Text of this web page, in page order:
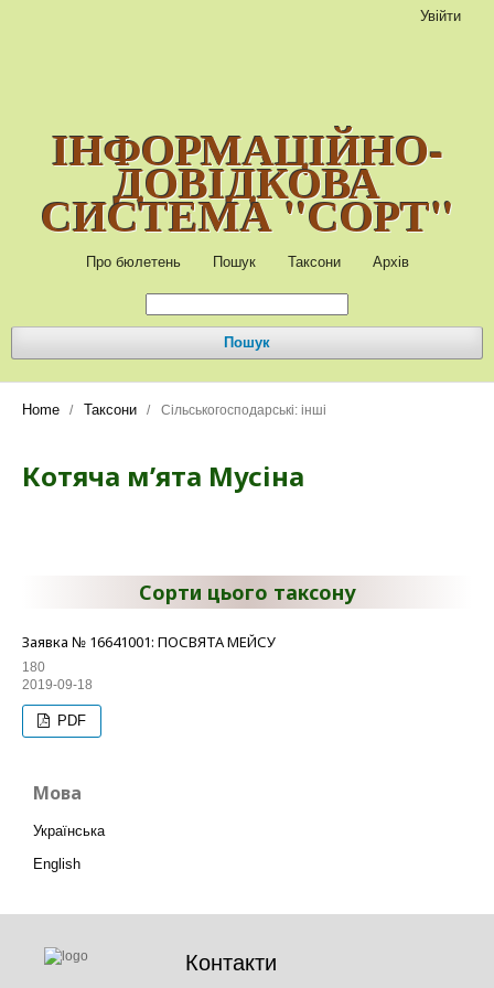
ІНФОРМАЦІЙНО-
ДОВІДКОВА
СИСТЕМА "СОРТ"
Про бюлетень Пошук Таксони Архів
Пошук
Увійти
Home / Таксони / Сільськогосподарські: інші
Котяча м’ята Мусіна
Сорти цього таксону
Заявка № 16641001: ПОСВЯТА МЕЙСУ
180
2019-09-18
PDF
Мова
Українська
English
Контакти